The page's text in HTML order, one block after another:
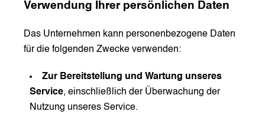
Verwendung Ihrer persönlichen Daten
Das Unternehmen kann personenbezogene Daten
für die folgenden Zwecke verwenden:
Zur Bereitstellung und Wartung unseres
Service, einschließlich der Überwachung der
Nutzung unseres Service.